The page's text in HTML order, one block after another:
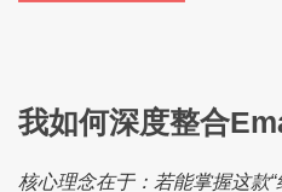
我如何深度整合
核心理念在于：若能掌握这款